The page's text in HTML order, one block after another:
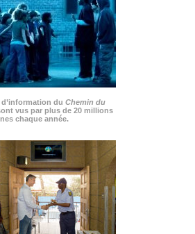
d’information du Chemin du
vus par plus de 20 millions
chaque année.